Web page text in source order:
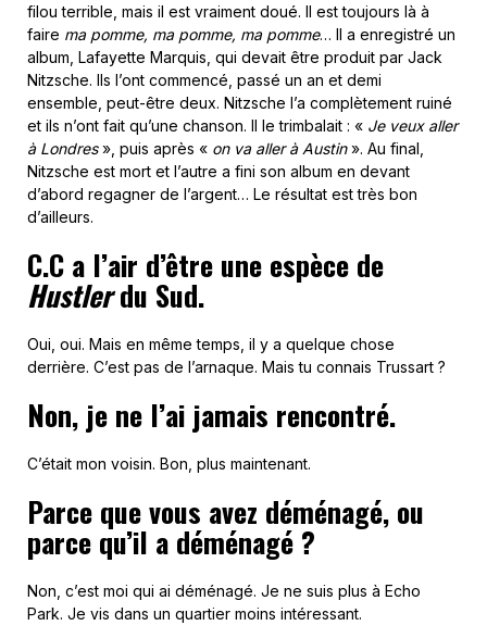
filou terrible, mais il est vraiment doué. Il est toujours là à
faire ma pomme, ma pomme, ma pomme… Il a enregistré un
album, Lafayette Marquis, qui devait être produit par Jack
Nitzsche. Ils l’ont commencé, passé un an et demi
ensemble, peut-être deux. Nitzsche l’a complètement ruiné
et ils n’ont fait qu’une chanson. Il le trimbalait : « Je veux aller
à Londres», puis après « on va aller à Austin». Au final,
Nitzsche est mort et l’autre a fini son album en devant
d’abord regagner de l’argent… Le résultat est très bon
d’ailleurs.
C.C a l’air d’être une espèce de
Hustlerdu Sud.
Oui, oui. Mais en même temps, il y a quelque chose
derrière. C’est pas de l’arnaque. Mais tu connais Trussart ?
Non, je ne l’ai jamais rencontré.
C’était mon voisin. Bon, plus maintenant.
Parce que vous avez déménagé, ou
parce qu’il a déménagé ?
Non, c’est moi qui ai déménagé. Je ne suis plus à Echo
Park. Je vis dans un quartier moins intéressant.